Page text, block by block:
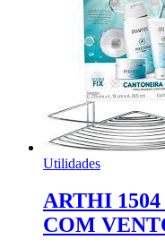
Utilidades
ARTHI
COM